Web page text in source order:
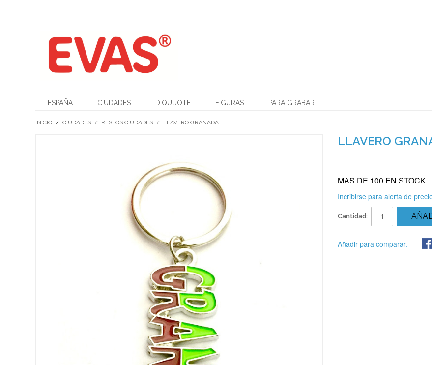
ESPAÑA CIUDADES D.QUIJOTE FIGURAS PARA GRABAR
INICIO / CIUDADES / RESTOS CIUDADES / LLAVERO GRANADA
LLAVERO
MAS DE 100 EN STOCK
Incribirse para alerta de precio
Cantidad:
Añadir para comparar.